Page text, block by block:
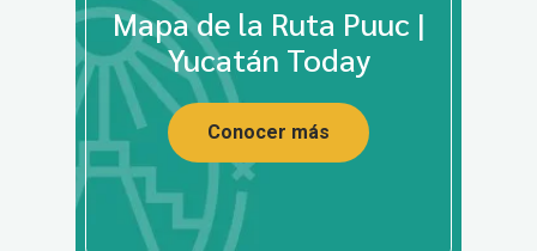
Mapa de la Ruta Puuc |
Yucatán Today
Conocer más